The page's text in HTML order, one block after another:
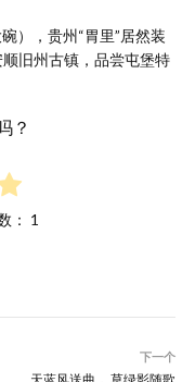
），贵州“胃里”居然装
旧州古镇，品尝屯堡特
？
： 1
下一个